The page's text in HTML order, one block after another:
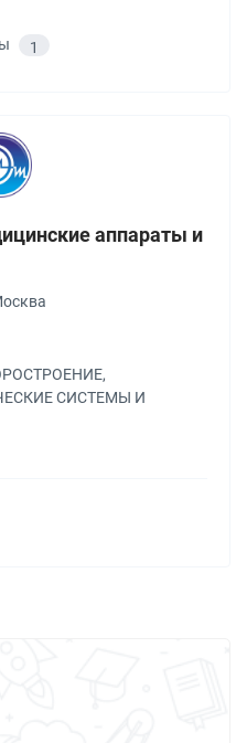
1
аппараты и
СИСТЕМЫ И